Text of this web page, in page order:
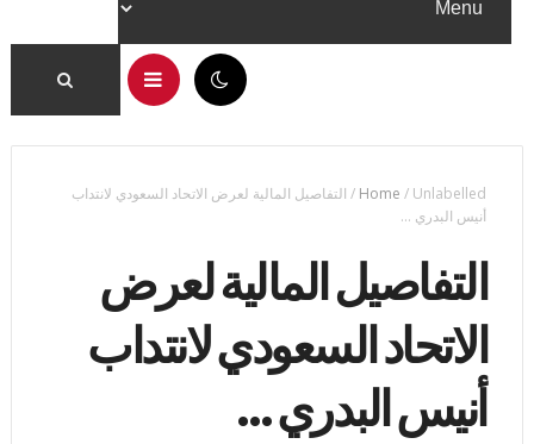
Home / Unlabelled
/ التفاصيل المالية لعرض الاتحاد السعودي لانتداب
أنيس البدري …
التفاصيل المالية لعرض
الاتحاد السعودي لانتداب
أنيس البدري …